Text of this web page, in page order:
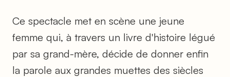
Ce spectacle met en scène une jeune
femme qui, à travers un livre d'histoire légué
par sa grand-mère, décide de donner enfin
la parole aux grandes muettes des siècles